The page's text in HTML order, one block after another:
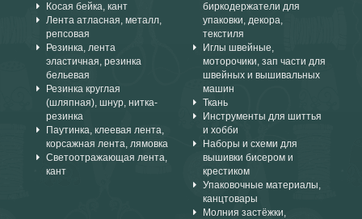
Косая бейка, кант
Лента атласная, металл,
репсовая
Резинка, лента
эластичная, резинка
бельевая
Резинка круглая
(шляпная), шнур, нитка-
резинка
Паутинка, клеевая лента,
корсажная лента, лямовка
Светоотражающая лента,
кант
биркодержатели для
упаковки, декора,
текстиля
Иглы швейные,
моторочики, зап части для
швейных и вышивальных
машин
Ткань
Инструменты для шиттья
и хобби
Наборы и схеми для
вышивки бисером и
крестиком
Упаковочные материалы,
канцтовары
Молния застёжки,